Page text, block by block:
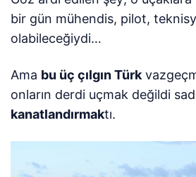
bir gün mühendis, pilot,
olabileceğiydi…
Ama bu üç çılgın Türk
onların derdi uçmak değildi
kanatlandırmaktı.